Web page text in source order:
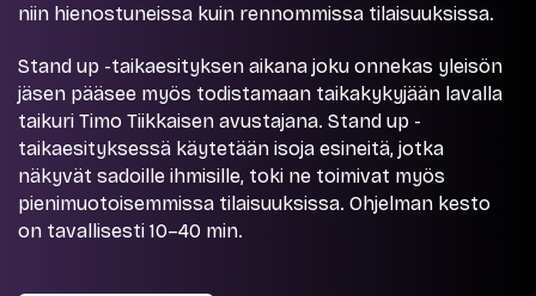
niin hienostuneissa kuin rennommissa tilaisuuksissa.
Stand up -taikaesityksen aikana joku onnekas yleisön
jäsen pääsee myös todistamaan taikakykyjään lavalla
taikuri Timo Tiikkaisen avustajana. Stand up -
taikaesityksessä käytetään isoja esineitä, jotka
näkyvät sadoille ihmisille, toki ne toimivat myös
pienimuotoisemmissa tilaisuuksissa. Ohjelman kesto
on tavallisesti 10–40 min.